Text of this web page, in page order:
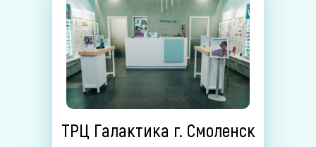
ТРЦ Галактика г. Смоленск